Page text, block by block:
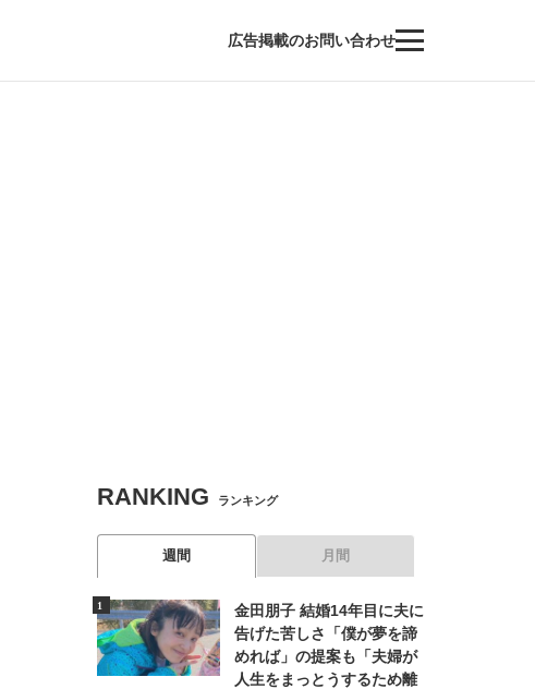
広告掲載のお問い合わせ
RANKING ランキング
週間 月間
金田朋子 結婚14年目に夫に
告げた苦しさ「僕が夢を諦
めれば」の提案も「夫婦が
人生をまっとうするため離